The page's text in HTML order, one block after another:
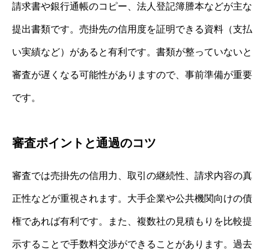
請求書や銀行通帳のコピー、法人登記簿謄本などが主な
提出書類です。売掛先の信用度を証明できる資料（支払
い実績など）があると有利です。書類が整っていないと
審査が遅くなる可能性がありますので、事前準備が重要
です。
審査ポイントと通過のコツ
審査では売掛先の信用力、取引の継続性、請求内容の真
正性などが重視されます。大手企業や公共機関向けの債
権であれば有利です。また、複数社の見積もりを比較提
示することで手数料交渉ができることがあります。過去